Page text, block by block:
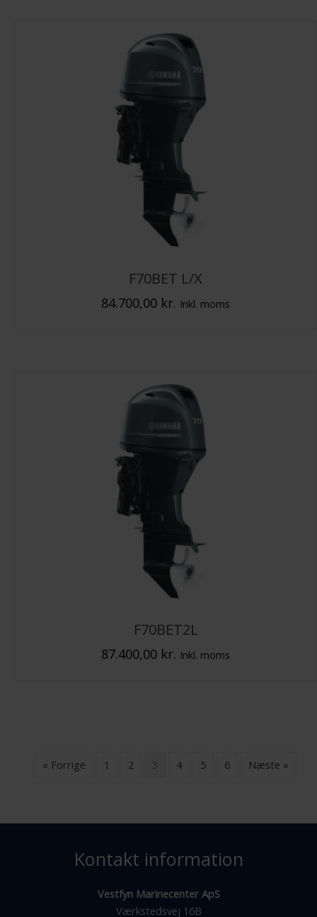
F70BET L/X
84.700,00 kr. Inkl. moms
F70BET2L
87.400,00 kr. Inkl. moms
« Forrige 1 2 3 4 5 6 Næste »
Kontakt information
Vestfyn Marinecenter ApS
Værkstedsvej 16B